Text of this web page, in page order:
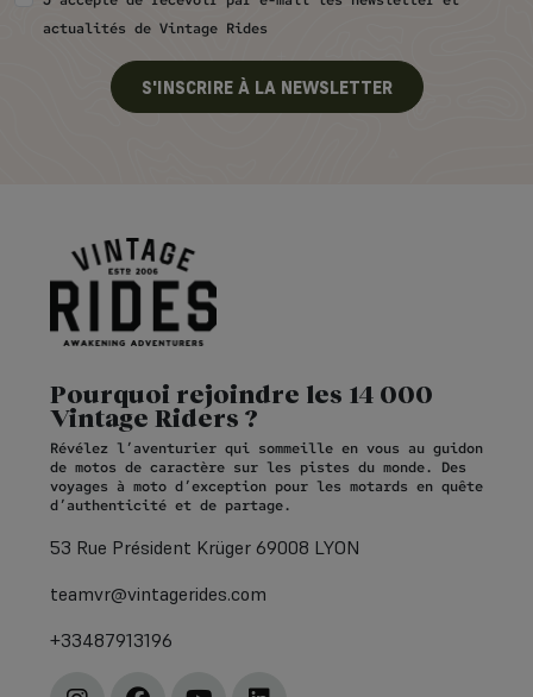
actualités de Vintage Rides
S'INSCRIRE À LA NEWSLETTER
Pourquoi rejoindre les 14 000
Vintage Riders ?
Révélez l’aventurier qui sommeille en vous au guidon
de motos de caractère sur les pistes du monde. Des
voyages à moto d’exception pour les motards en quête
d’authenticité et de partage.
53 Rue Président Krüger 69008 LYON
teamvr@vintagerides.com
+33487913196